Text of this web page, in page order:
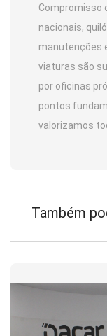
Compromisso
nacionais,
manutenções
viaturas são
por oficinas
pontos
valorizamos
Também